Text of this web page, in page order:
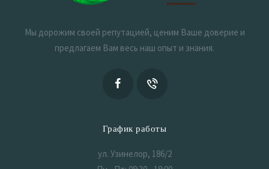
Мы дорожим своей репутацией, ценим Ваше доверие и
предлагаем Вам весь наш опыт и знания.
График работы
ул. Узинелор, 186/2